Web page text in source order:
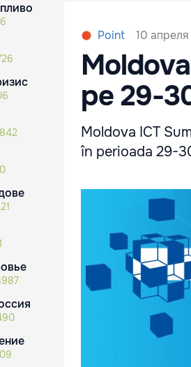
Point 10
pe 29-
Moldova ICT
în perioada 29-